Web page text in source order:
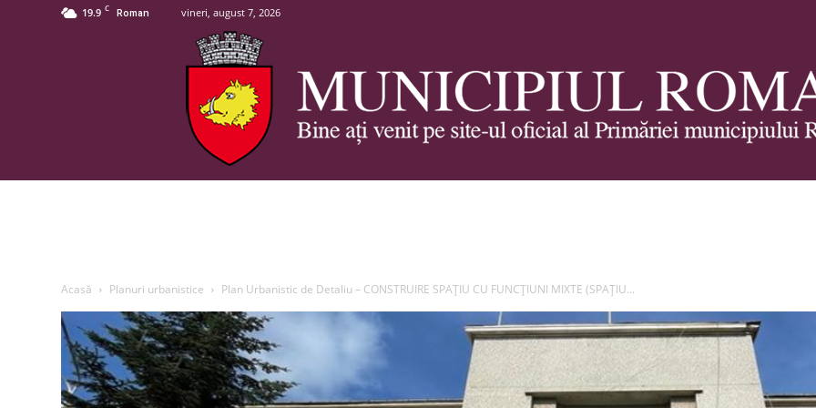
19.9 C Roman vineri, august 7, 2026
Roman
Acasă Planuri urbanistice Plan Urbanistic de Detaliu – CONSTRUIRE SPAȚIU CU FUNCȚIUNI MIXTE (SPAȚIU...